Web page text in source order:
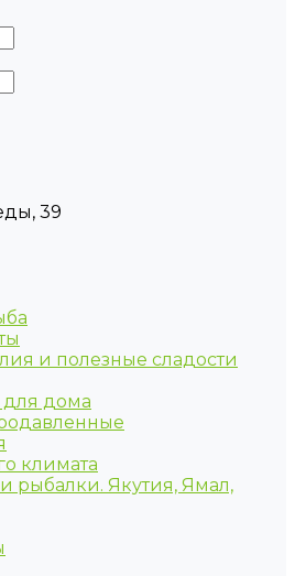
39
и полезные сладости
для дома
климата
рыбалки. Якутия, Ямал,